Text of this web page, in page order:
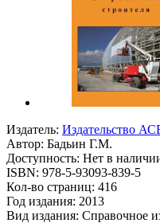
Издатель: Издательство
Автор: Бадьин Г.М.
Доступность: Нет в
ISBN: 978-5-93093-839-5
Кол-во страниц: 416
Год издания: 2013
Вид издания: Справочное